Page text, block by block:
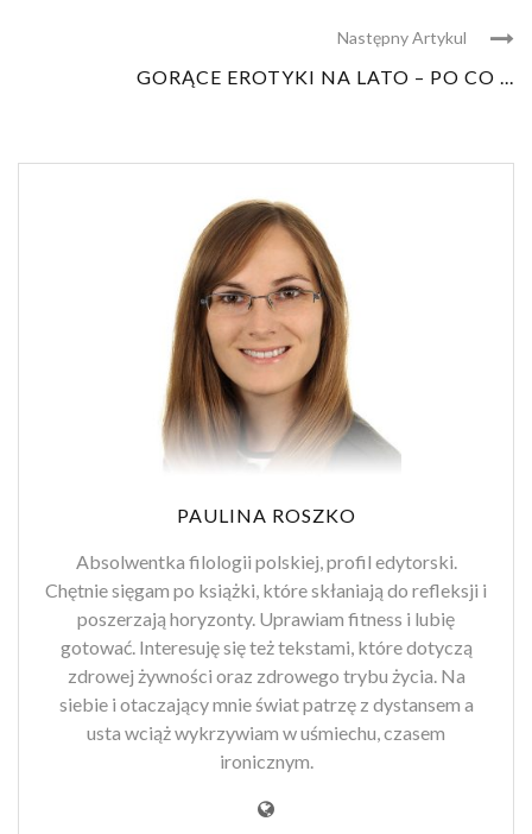
Następny Artykul
GORĄCE EROTYKI NA LATO – PO CO ...
PAULINA ROSZKO
Absolwentka filologii polskiej, profil edytorski.
Chętnie sięgam po książki, które skłaniają do refleksji i
poszerzają horyzonty. Uprawiam fitness i lubię
gotować. Interesuję się też tekstami, które dotyczą
zdrowej żywności oraz zdrowego trybu życia. Na
siebie i otaczający mnie świat patrzę z dystansem a
usta wciąż wykrzywiam w uśmiechu, czasem
ironicznym.